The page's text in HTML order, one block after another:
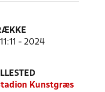
- 2024
Kunstgræs